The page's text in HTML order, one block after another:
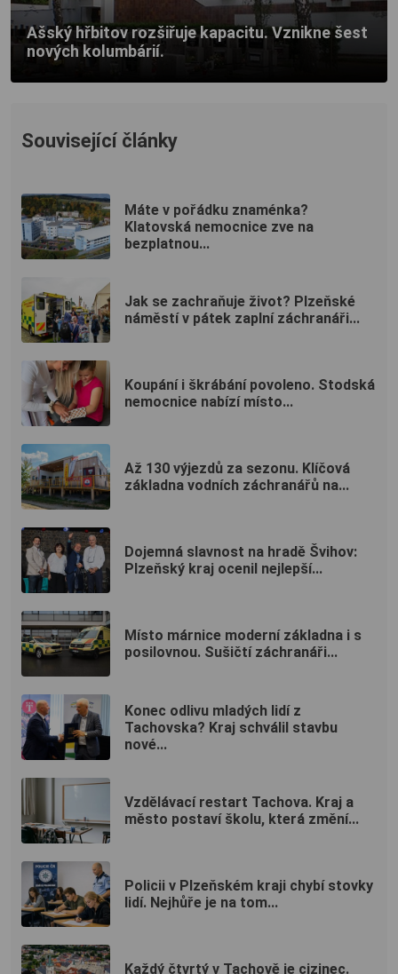
Ašský hřbitov rozšiřuje kapacitu. Vznikne šest
nových kolumbárií.
Související články
Máte v pořádku znaménka?
Klatovská nemocnice zve na
bezplatnou...
Jak se zachraňuje život? Plzeňské
náměstí v pátek zaplní záchranáři...
Koupání i škrábání povoleno. Stodská
nemocnice nabízí místo...
Až 130 výjezdů za sezonu. Klíčová
základna vodních záchranářů na...
Dojemná slavnost na hradě Švihov:
Plzeňský kraj ocenil nejlepší...
Místo márnice moderní základna i s
posilovnou. Sušičtí záchranáři...
Konec odlivu mladých lidí z
Tachovska? Kraj schválil stavbu
nové...
Vzdělávací restart Tachova. Kraj a
město postaví školu, která změní...
Policii v Plzeňském kraji chybí stovky
lidí. Nejhůře je na tom...
Každý čtvrtý v Tachově je cizinec.